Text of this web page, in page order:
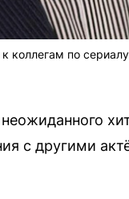
коллегам по
с другими